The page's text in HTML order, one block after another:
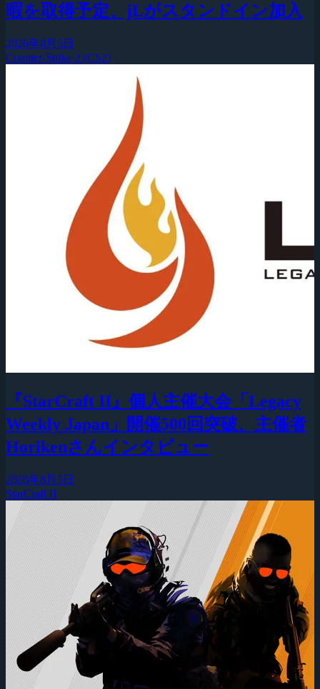
暇を取得予定、jLがスタンドイン加入
2026年8月5日
Counter-Strike 2 (CS2)
『StarCraft II』個人主催大会「Legacy
Weekly Japan」開催500回突破、主催者
Horikenさんインタビュー
2026年8月5日
StarCraft II